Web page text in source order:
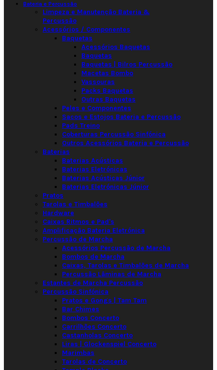
Bateria e Percussão
Limpeza e Manutenção Bateria &
Percussão
Acessórios / Componentes
Baquetas
Acessórios Baquetas
Baquetas
Baquetas | Bilros Percussão
Macetas Bombo
Vassouras
Packs Baquetas
Outras Baquetas
Peles e Componentes
Sacos e Estojos Bateria e Percussão
Pads Treino
Coberturas Percussão Sinfónica
Outros Acessórios Bateria e Percussão
Baterias
Baterias Acústicas
Baterias Eletrónicas
Baterias Acústicas Júnior
Baterias Eletrónicas Júnior
Pratos
Tarolas e Timbalões
Hardware
Caixas Ritmos e Pad's
Amplificação Bateria Eletrónica
Percussão de Marcha
Acessórios Percussão de Marcha
Bombos de Marcha
Caixas, Tarolas e Timbalões de Marcha
Percussão Lâminas de Marcha
Estantes de Marcha Percussão
Percussão Sinfónica
Pratos e Gongs | Tam Tam
Bar Chimes
Bombos Concerto
Carrilhões Concerto
Castanholas Concerto
Liras | Glockenspiel Concerto
Marimbas
Tarolas de Concerto